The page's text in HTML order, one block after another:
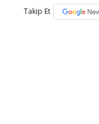
Takip Et